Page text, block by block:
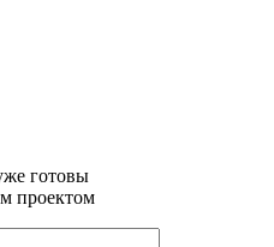
готовы
проектом